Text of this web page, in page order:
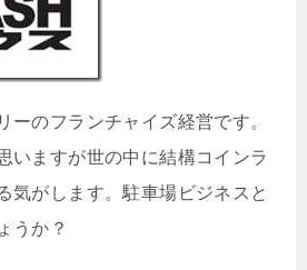
ーのフランチャイズ経営です。
いますが世の中に結構コインラ
気がします。駐車場ビジネスと
うか？